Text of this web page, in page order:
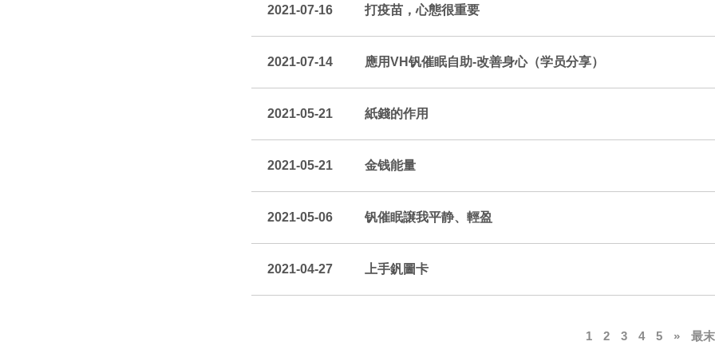
2021-07-16 打疫苗，心態很重要
2021-07-14 應用VH钒催眠自助-改善身心（学员分享）
2021-05-21 紙錢的作用
2021-05-21 金钱能量
2021-05-06 钒催眠譲我平静、輕盈
2021-04-27 上手釩圖卡
1 2 3 4 5 » 最